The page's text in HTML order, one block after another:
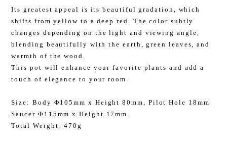
Its greatest appeal is its beautiful gradation, which
shifts from yellow to a deep red. The color subtly
changes depending on the light and viewing angle,
blending beautifully with the earth, green leaves, and
warmth of the wood.
This pot will enhance your favorite plants and add a
touch of elegance to your room.
Size: Body Φ105mm x Height 80mm, Pilot Hole 18mm
Saucer Φ115mm x Height 17mm
Total Weight: 470g